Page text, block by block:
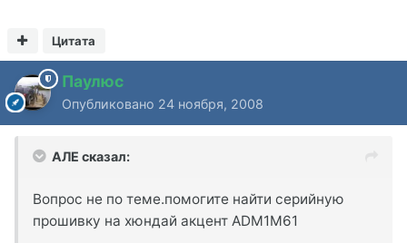
Цитата
Паулюс
Опубликовано 24 ноября, 2008
АЛЕ сказал:
Вопрос не по теме.помогите найти серийную
прошивку на хюндай акцент ADM1M61